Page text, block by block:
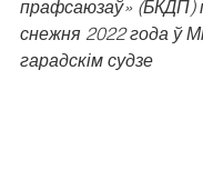
прафсаюзаў» (БКДП)
снежня 2022 года ў
гарадскім судзе